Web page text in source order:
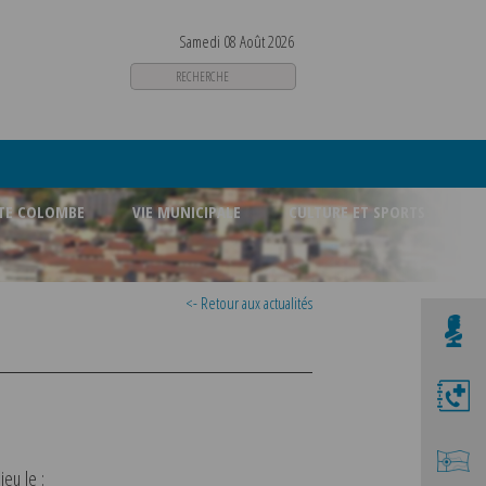
Samedi 08 Août 2026
COLOMBE VIE MUNICIPALE CULTURE ET SPORTS
<- Retour aux actualités
le :